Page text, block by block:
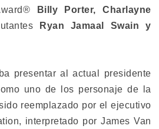
Billy Porter, Charlayne
Ryan Jamaal Swain y
presentar al actual presidente
uno de los personaje de la
reemplazado por el ejecutivo
interpretado por James Van